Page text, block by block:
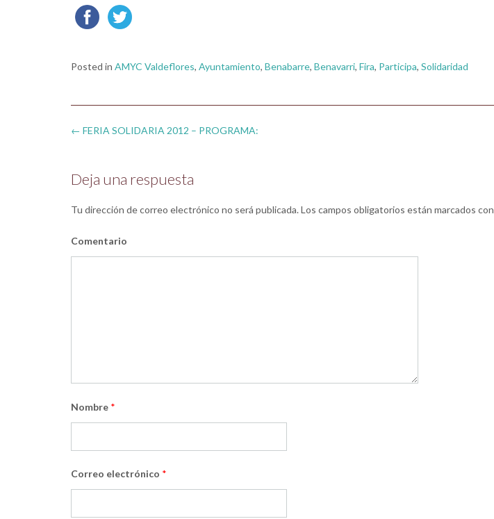
Posted in AMYC Valdeflores, Ayuntamiento, Benabarre, Benavarri, Fira, Participa, Solidaridad
Post
← FERIA SOLIDARIA 2012 – PROGRAMA:
Deja una respuesta
Tu dirección de correo electrónico no será publicada. Los campos obligatorios están marcados con
Comentario
Nombre *
Correo electrónico *